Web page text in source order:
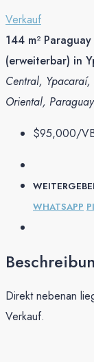
Verkauf
144 m²
(erweiterbar) in
Central,
Oriental,
$95,000/
WHATSAPP
Direkt nebenan
Verkauf.